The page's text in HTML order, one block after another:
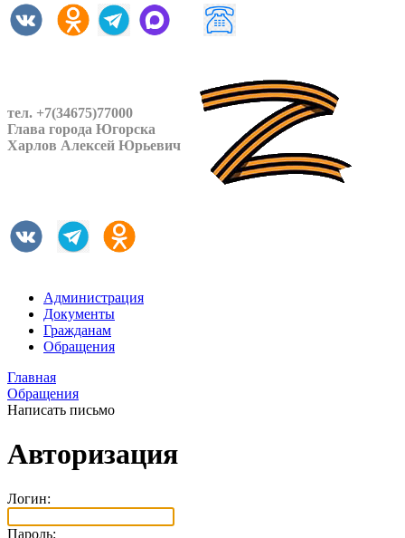
тел. +7(34675)77000
Глава города Югорска
Харлов Алексей Юрьевич
Администрация
Документы
Гражданам
Обращения
Главная
Обращения
Написать письмо
Авторизация
Логин:
Пароль: